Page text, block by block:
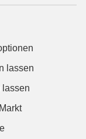
lassen
lassen